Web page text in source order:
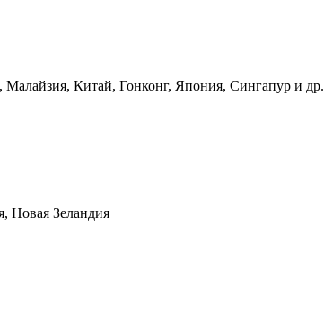
Китай, Гонконг, Япония, Сингапур и др.
Новая Зеландия